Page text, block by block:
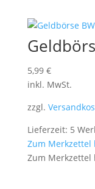
5,99 €
inkl. MwSt.
zzgl.
Lieferzeit: 5
Zum Merkzettel
Zum Merkzettel